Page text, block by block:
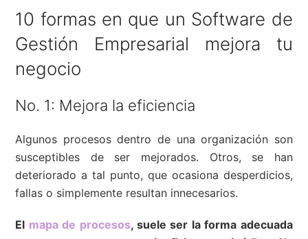
10 formas en que un Software de
Gestión Empresarial mejora tu
negocio
No. 1: Mejora la eficiencia
Algunos procesos dentro de una organización son
susceptibles de ser mejorados. Otros, se han
deteriorado a tal punto, que ocasiona desperdicios,
fallas o simplemente resultan innecesarios.
El mapa de procesos, suele ser la forma adecuada